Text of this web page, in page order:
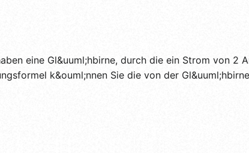
eine Gl&uuml;hbirne, durch die ein Strom von 2
k&ouml;nnen Sie die von der Gl&uuml;hbirne